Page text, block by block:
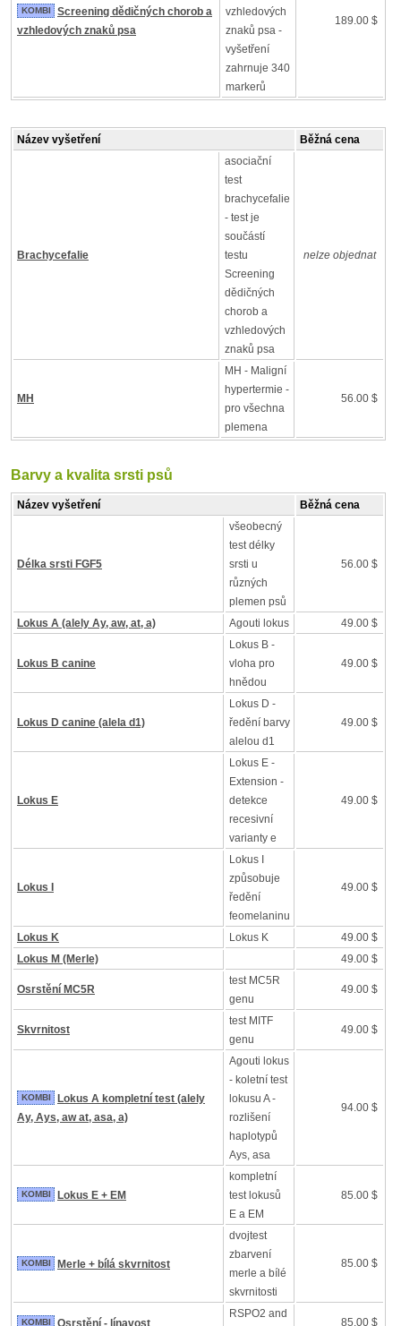
KOMBI
Screening dědičných chorob a
vzhledových znaků psa
vzhledových
znaků psa -
vyšetření
zahrnuje 340
markerů
189.00 $
Název vyšetření Běžná cena
Brachycefalie
asociační
test
brachycefalie
- test je
součástí
testu
Screening
dědičných
chorob a
vzhledových
znaků psa
nelze objednat
MH
MH - Maligní
hypertermie -
pro všechna
plemena
56.00 $
Barvy a kvalita srsti psů
Název vyšetření Běžná cena
Délka srsti FGF5
všeobecný
test délky
srsti u
různých
plemen psů
56.00 $
Lokus A (alely Ay, aw, at, a) Agouti lokus 49.00 $
Lokus B canine
Lokus B -
vloha pro
hnědou
49.00 $
Lokus D canine (alela d1)
Lokus D -
ředění barvy
alelou d1
49.00 $
Lokus E
Lokus E -
Extension -
detekce
recesivní
varianty e
49.00 $
Lokus I
Lokus I
způsobuje
ředění
feomelaninu
49.00 $
Lokus K Lokus K
49.00 $
Lokus M (Merle)
49.00 $
Osrstění MC5R
test MC5R
genu
49.00 $
Skvrnitost
test MITF
genu
49.00 $
KOMBI
Lokus A kompletní test (alely
Ay, Ays, aw at, asa, a)
Agouti lokus
- koletní test
lokusu A -
rozlišení
haplotypů
Ays, asa
94.00 $
KOMBI Lokus E + EM
kompletní
test lokusů
E a EM
85.00 $
KOMBI Merle + bílá skvrnitost
dvojtest
zbarvení
merle a bílé
skvrnitosti
85.00 $
KOMBI Osrstění - línavost
RSPO2 and
85.00 $